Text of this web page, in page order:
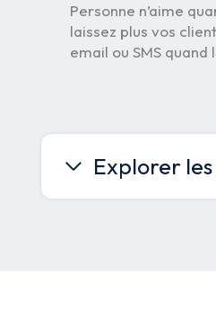
Personne n’aime
laissez plus vos
email ou SMS
Explorer